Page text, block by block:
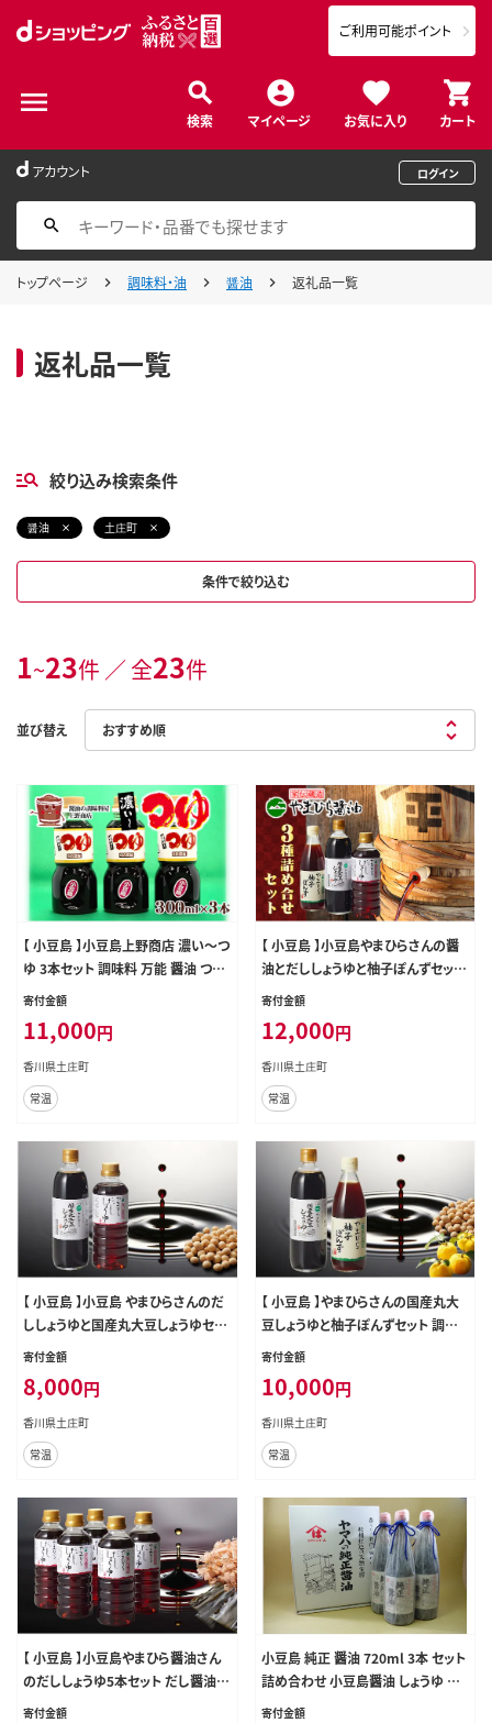
検索 マイページ お気に入り カート
ご利用可能ポイント
アカウント ログイン
トップページ 調味料・油 醤油 返礼品一覧
返礼品一覧
絞り込み検索条件
醤油 土庄町
条件で絞り込む
1~23件 ／ 全23件
並び替え
【 小豆島 】小豆島上野商店 濃い～つ
ゆ 3本セット 調味料 万能 醤油 つゆ
濃いめ 濃い目 天つゆ 煮物 鍋 香川
寄付金額
11,000円
香川県土庄町
常温
【 小豆島 】小豆島やまひらさんの醤
油とだししょうゆと柚子ぽんずセット
調味料 濃口 だし醤油 ポン酢 ぽん酢
寄付金額
12,000円
香川県土庄町
常温
【 小豆島 】小豆島 やまひらさんのだ
ししょうゆと国産丸大豆しょうゆセッ
ト 調味料 醤油 濃口 だし醤油
寄付金額
8,000円
香川県土庄町
常温
【 小豆島 】やまひらさんの国産丸大
豆しょうゆと柚子ぽんずセット 調味
料 醤油 濃口 ポン酢 ぽん酢
寄付金額
10,000円
香川県土庄町
常温
【 小豆島 】小豆島やまひら醤油さん
のだししょうゆ5本セット だし醤油
調味料
寄付金額
小豆島 純正 醤油 720ml 3本 セット
詰め合わせ 小豆島醤油 しょうゆ 濃
口醤油 濃口しょうゆ 調味料 調味料
寄付金額